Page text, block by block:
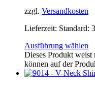
zzgl. Versandkosten
Lieferzeit: Standard:
Ausführung wählen
Dieses Produkt weist
können auf der